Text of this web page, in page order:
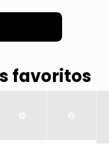
favoritos